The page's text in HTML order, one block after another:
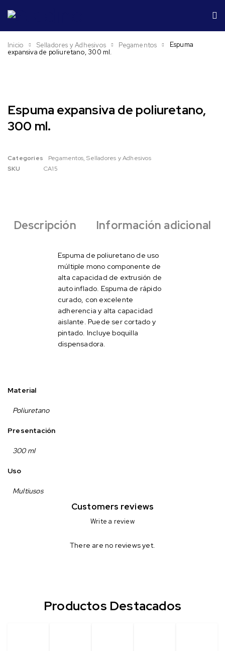
Inicio Selladores y Adhesivos Pegamentos
Espuma
expansiva de poliuretano, 300 ml.
Espuma expansiva de poliuretano,
300 ml.
Categories Pegamentos,Selladores y Adhesivos
SKU
CA15
Descripción Información adicional
Espuma de poliuretano de uso
múltiple mono componente de
alta capacidad de extrusión de
auto inflado. Espuma de rápido
curado, con excelente
adherencia y alta capacidad
aislante. Puede ser cortado y
pintado. Incluye boquilla
dispensadora.
Material
Poliuretano
Presentación
300 ml
Uso
Multiusos
Customers reviews
Write a review
There are no reviews yet.
Productos Destacados